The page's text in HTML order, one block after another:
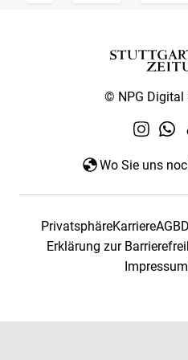
© NPG Digital
Wo Sie uns
PrivatsphäreKarriereAGB
Erklärung zur
Impressum